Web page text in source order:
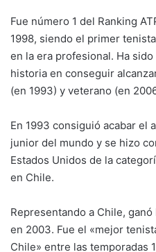
Fue número 1 del Ranking
1998, siendo el primer
en la era profesional. Ha
historia en conseguir
(en 1993) y veterano (en
En 1993 consiguió acabar el
junior del mundo y se hizo
Estados Unidos de la
en Chile.
Representando a Chile,
en 2003. Fue el «mejor
Chile» entre las temporadas